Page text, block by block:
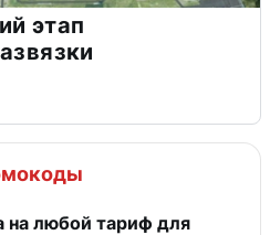
этап
на любой тариф для